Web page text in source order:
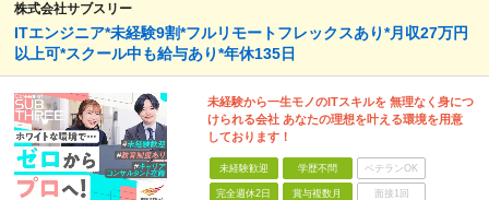
株式会社サブスリー
ITエンジニア*未経験9割*フルリモートフレックスあり*月収27万円
以上可*スクール中も給与あり*年休135日
未経験から一生モノのITスキルを 無理なく身につ
けられる会社 あなたの理想を叶える環境を用意
しております！
未経験歓迎 学歴不問 ベテランOK
完全週休2日 賞与複数月 面接1回